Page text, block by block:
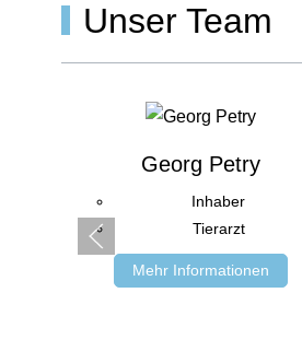
Unser Team
Georg Petry
Inhaber
Tierarzt
Mehr Informationen